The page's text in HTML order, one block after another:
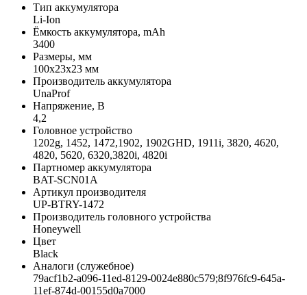
Тип аккумулятора
Li-Ion
Ёмкость аккумулятора, mAh
3400
Размеры, мм
100х23х23 мм
Производитель аккумулятора
UnaProf
Напряжение, В
4,2
Головное устройство
1202g, 1452, 1472,1902, 1902GHD, 1911i, 3820, 4620,
4820, 5620, 6320,3820i, 4820i
Партномер аккумулятора
BAT-SCN01A
Артикул производителя
UP-BTRY-1472
Производитель головного устройства
Honeywell
Цвет
Black
Аналоги (служебное)
79acf1b2-a096-11ed-8129-0024e880c579;8f976fc9-645a-
11ef-874d-00155d0a7000